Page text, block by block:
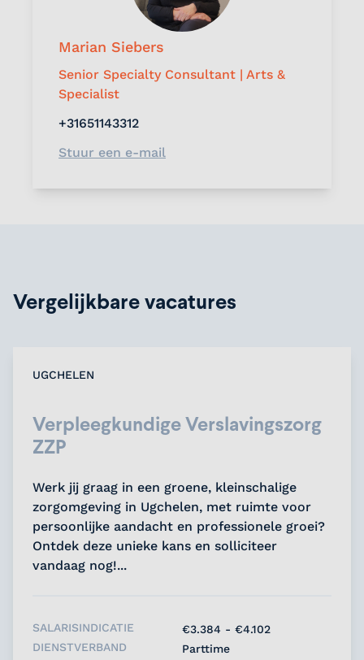
Marian Siebers
Senior Specialty Consultant | Arts &
Specialist
+31651143312
Stuur een e-mail
Vergelijkbare vacatures
UGCHELEN
Verpleegkundige Verslavingszorg
ZZP
Werk jij graag in een groene, kleinschalige
zorgomgeving in Ugchelen, met ruimte voor
persoonlijke aandacht en professionele groei?
Ontdek deze unieke kans en solliciteer
vandaag nog!...
SALARISINDICATIE
€3.384 - €4.102
DIENSTVERBAND
Parttime